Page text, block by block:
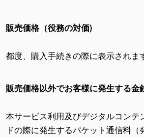
販売価格（役務の対価)
都度、購入手続きの際に表示されま
販売価格以外でお客様に発生する金
本サービス利用及びデジタルコンテ
ドの際に発生するパケット通信料（